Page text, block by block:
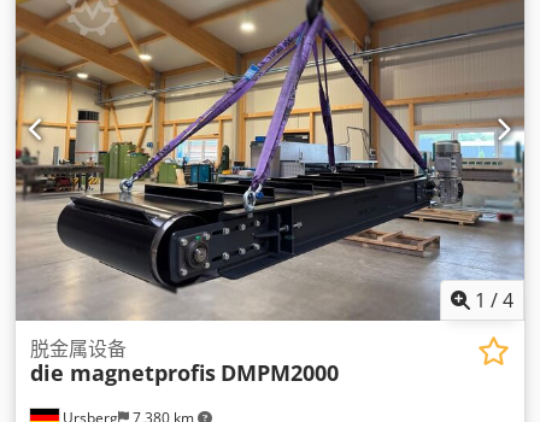
1 /4
Ursberg 7,380 km
脱金属设备
die magnetprofis DMPM2000